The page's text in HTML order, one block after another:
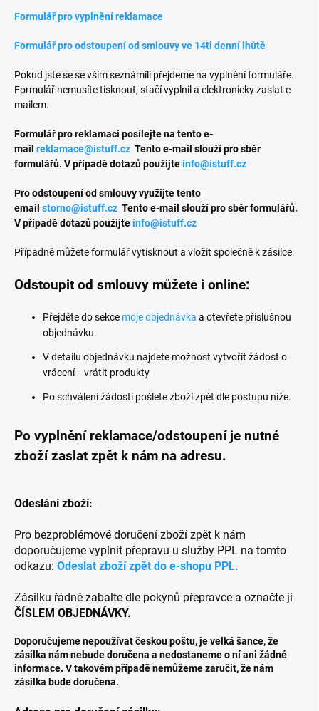
Formulář pro vyplnění reklamace
Formulář pro odstoupení od smlouvy ve 14ti denní lhůtě
Pokud jste se se vším seznámili přejdeme na vyplnění formuláře.
Formulář nemusíte tisknout, stačí vyplnil a elektronicky zaslat e-
mailem.
Formulář pro reklamaci posílejte na tento e-
mail reklamace@istuff.cz Tento e-mail slouží pro sběr
formulářů. V případě dotazů použijteinfo@istuff.cz
Pro odstoupení od smlouvy využijte tento
email storno@istuff.cz Tento e-mail slouží pro sběr formulářů.
V případě dotazů použijteinfo@istuff.cz
Případně můžete formulář vytisknout a vložit společně k zásilce.
Odstoupit od smlouvy můžete i online:
Přejděte do sekce moje objednávka a otevřete příslušnou
objednávku.
V detailu objednávku najdete možnost vytvořit žádost o
vrácení - vrátit produkty
Po schválení žádosti pošlete zboží zpět dle postupu níže.
Po vyplnění reklamace/odstoupení je nutné
zboží zaslat zpět k nám na adresu.
Odeslání zboží:
Pro bezproblémové doručení zboží zpět k nám
doporučujeme vyplnit přepravu u služby PPL na tomto
odkazu: Odeslat zboží zpět do e-shopu PPL.
Zásilku řádně zabalte dle pokynů přepravce a označte ji
ČÍSLEM OBJEDNÁVKY.
Doporučujeme nepoužívat českou poštu, je velká šance, že
zásilka nám nebude doručena a nedostaneme o ní ani žádné
informace. V takovém případě nemůžeme zaručit, že nám
zásilka bude doručena.